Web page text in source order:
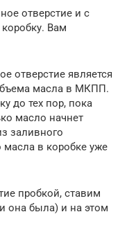
отверстие и с
Вам
отверстие является
масла в МКПП.
до тех пор, пока
масло начнет
заливного
масла в коробке уже
пробкой, ставим
она была) и на этом